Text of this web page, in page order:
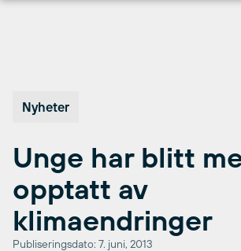
Nyheter
Unge har blitt
opptatt av
klimaendringer
Publiseringsdato: 7. juni, 2013